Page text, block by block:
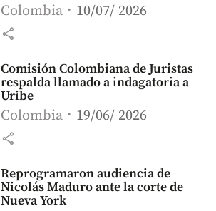
Colombia 10/07/ 2026
share
Comisión Colombiana de Juristas
respalda llamado a indagatoria a
Uribe
Colombia 19/06/ 2026
share
Reprogramaron audiencia de
Nicolás Maduro ante la corte de
Nueva York